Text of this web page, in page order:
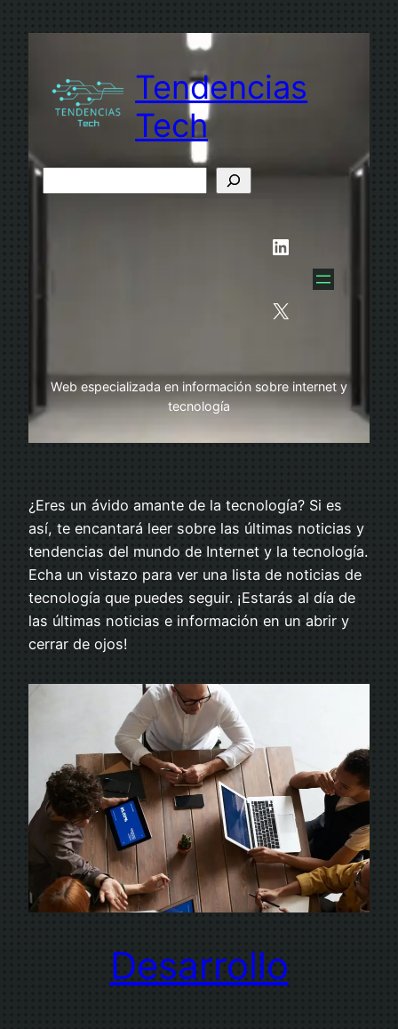
Tendencias
Tech
B
LinkedIn
X
Web especializada en información sobre internet y
tecnología
¿Eres un ávido amante de la tecnología? Si es
así, te encantará leer sobre las últimas noticias y
tendencias del mundo de Internet y la tecnología.
Echa un vistazo para ver una lista de noticias de
tecnología que puedes seguir. ¡Estarás al día de
las últimas noticias e información en un abrir y
cerrar de ojos!
Desarrollo